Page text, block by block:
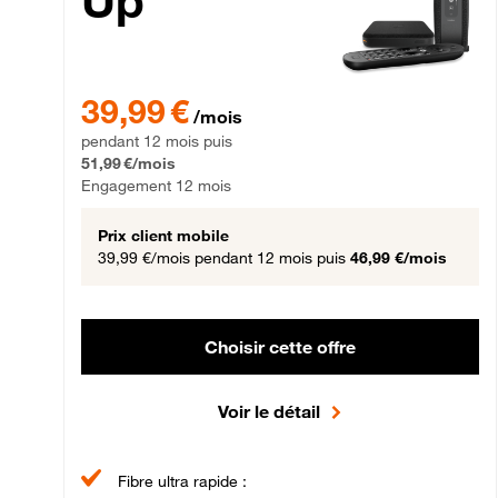
39,99 € /mois
pendant 12 mois puis
51,99 €/mois
Engagement 12 mois
Prix client mobile
39,99 €/mois pendant 12 mois puis 46,99 €/mois
Choisir cette offre
Voir le détail
Fibre ultra rapide :